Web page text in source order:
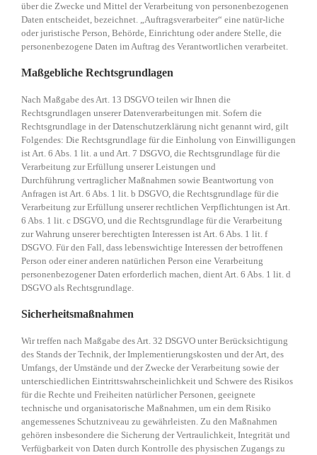
über die Zwecke und Mittel der Verarbeitung von personenbezogenen
Daten entscheidet, bezeichnet. „Auftragsverarbeiter“ eine natür-liche
oder juristische Person, Behörde, Einrichtung oder andere Stelle, die
personenbezogene Daten im Auftrag des Verantwortlichen verarbeitet.
Maßgebliche Rechtsgrundlagen
Nach Maßgabe des Art. 13 DSGVO teilen wir Ihnen die
Rechtsgrundlagen unserer Datenverarbeitungen mit. Sofern die
Rechtsgrundlage in der Datenschutzerklärung nicht genannt wird, gilt
Folgendes: Die Rechtsgrundlage für die Einholung von Einwilligungen
ist Art. 6 Abs. 1 lit. a und Art. 7 DSGVO, die Rechtsgrundlage für die
Verarbeitung zur Erfüllung unserer Leistungen und
Durchführung vertraglicher Maßnahmen sowie Beantwortung von
Anfragen ist Art. 6 Abs. 1 lit. b DSGVO, die Rechtsgrundlage für die
Verarbeitung zur Erfüllung unserer rechtlichen Verpflichtungen ist Art.
6 Abs. 1 lit. c DSGVO, und die Rechtsgrundlage für die Verarbeitung
zur Wahrung unserer berechtigten Interessen ist Art. 6 Abs. 1 lit. f
DSGVO. Für den Fall, dass lebenswichtige Interessen der betroffenen
Person oder einer anderen natürlichen Person eine Verarbeitung
personenbezogener Daten erforderlich machen, dient Art. 6 Abs. 1 lit. d
DSGVO als Rechtsgrundlage.
Sicherheitsmaßnahmen
Wir treffen nach Maßgabe des Art. 32 DSGVO unter Berücksichtigung
des Stands der Technik, der Implementierungskosten und der Art, des
Umfangs, der Umstände und der Zwecke der Verarbeitung sowie der
unterschiedlichen Eintrittswahrscheinlichkeit und Schwere des Risikos
für die Rechte und Freiheiten natürlicher Personen, geeignete
technische und organisatorische Maßnahmen, um ein dem Risiko
angemessenes Schutzniveau zu gewährleisten. Zu den Maßnahmen
gehören insbesondere die Sicherung der Vertraulichkeit, Integrität und
Verfügbarkeit von Daten durch Kontrolle des physischen Zugangs zu